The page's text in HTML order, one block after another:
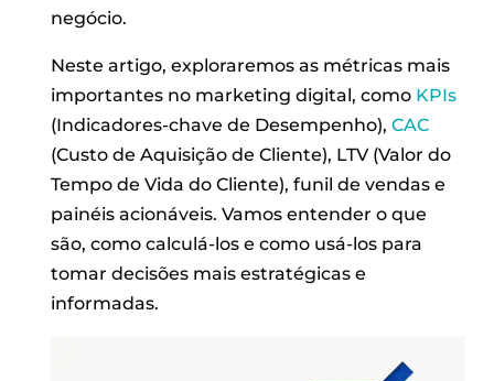
negócio.
Neste artigo, exploraremos as métricas mais
importantes no marketing digital, como KPIs
(Indicadores-chave de Desempenho),CAC
(Custo de Aquisição de Cliente), LTV (Valor do
Tempo de Vida do Cliente), funil de vendas e
painéis acionáveis. Vamos entender o que
são, como calculá-los e como usá-los para
tomar decisões mais estratégicas e
informadas.